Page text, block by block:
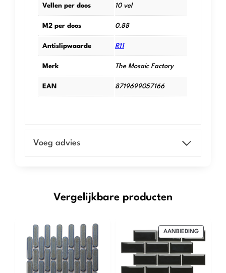
Vellen per doos 10 vel
M2 per doos 0.88
Antislipwaarde R11
Merk The Mosaic Factory
EAN 8719699057166
Voeg advies
Vergelijkbare producten
AANBIEDINGPRODUCT
IN